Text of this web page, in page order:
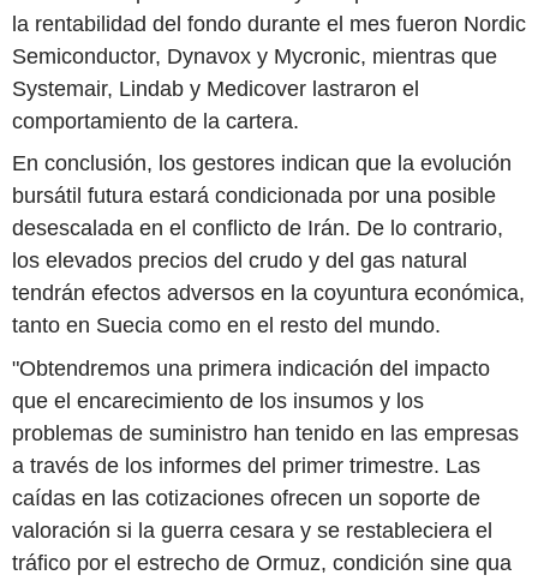
la rentabilidad del fondo durante el mes fueron Nordic
Semiconductor, Dynavox y Mycronic, mientras que
Systemair, Lindab y Medicover lastraron el
comportamiento de la cartera.
En conclusión, los gestores indican que la evolución
bursátil futura estará condicionada por una posible
desescalada en el conflicto de Irán. De lo contrario,
los elevados precios del crudo y del gas natural
tendrán efectos adversos en la coyuntura económica,
tanto en Suecia como en el resto del mundo.
"Obtendremos una primera indicación del impacto
que el encarecimiento de los insumos y los
problemas de suministro han tenido en las empresas
a través de los informes del primer trimestre. Las
caídas en las cotizaciones ofrecen un soporte de
valoración si la guerra cesara y se restableciera el
tráfico por el estrecho de Ormuz, condición sine qua